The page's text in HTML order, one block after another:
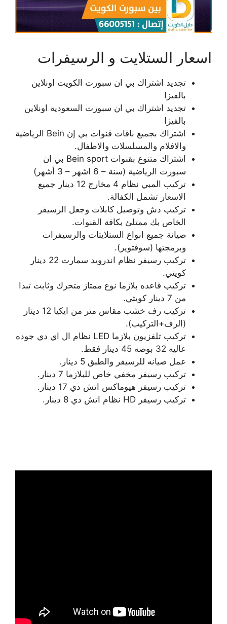
اسعار الستلايت و الرسيفرات
تجديد اشتراك بي ان سبورت الكويت اونلاين
بالفيزا
تجديد اشتراك بي ان سبورت السعودية اونلاين
بالفيزا
اشتراك بجميع باقات قنوات بي إن Bein الرياضية
والافلام والمسلسلات والاطفال.
اشتراك متنوع بقنوات Bein sport بي ان
سبورت الرياضية (سنة – 6 اشهر – 3 أشهر)
تركيب المبي نظام 4 مخارج 12 دينار جميع
الاسعار تشمل الكفالة.
تركيب دش وتوصيل كابلات وجعل الرسيفر
الخاص بك ممتلئ بكافة القنوات.
صيانة جميع انواع الستلايتات والرسيفرات
وبرمجتها (سوفتوير).
تركيب رسيفر نظام اندرويد سمارت 22 دينار
كويتي.
تركيب قاعده بلازما نوع ممتاز متحرك وثابت تبدا
من 7 دينار كويتي.
تركيب رف خشب مقاس متر من ايكيا 12 دينار
(الرف+التركيب).
تركيب تلفزيون بلازما LED نظام ال اي دي جوده
عاليه 32 بوصه 45 دينار فقط.
عمل صيانه للرسيفر والطبق 5 دينار.
تركيب رسيفر مخفي خاص للبلازما 7 دينار.
تركيب رسيفر هيوماكس اتش دي 17 دينار.
تركيب رسيفر HD نظام اتش دي 8 دينار.